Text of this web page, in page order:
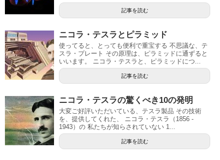
記事を読む
ニコラ・テスラとピラミッド
使ってると、とっても便利で重宝する 不思議な、テ
スラ・プレート その原理は、ピラミッドに通ずると
いいます。 ニコラ・テスラと、ピラミッドにつ...
記事を読む
ニコラ・テスラの驚くべき10の発明
大変ご好評いただいている、テスラ製品 その技術
を、提供してくれた、 ニコラ・テスラ（1856 -
1943）の 私たちが知らされていない 1...
記事を読む